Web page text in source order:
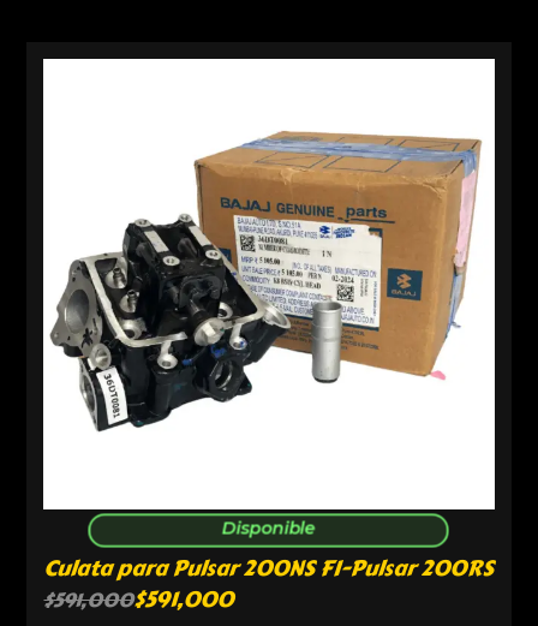
Disponible
Culata para Pulsar 200NS FI-Pulsar 200RS
$591,000$591,000